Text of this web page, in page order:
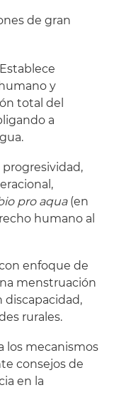
de gran
y
total del
a
pro aqua(en
humano al
enfoque de
menstruación
discapacidad,
rurales.
los mecanismos
consejos de
en la